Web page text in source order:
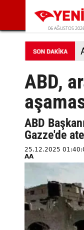
06 AĞUSTOS
ABD,
ABD
Gazze'de
25.12.2025
AA